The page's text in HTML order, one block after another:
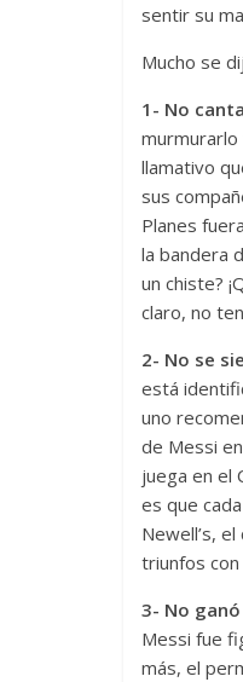
sentir su
Mucho se
1- No
llamativo
sus
Planes
la bandera
un chiste?
claro, no
2- No se
está
uno
de Messi
juega en el
es que
Newell’s,
triunfos con
3- No
Messi fue
más, el